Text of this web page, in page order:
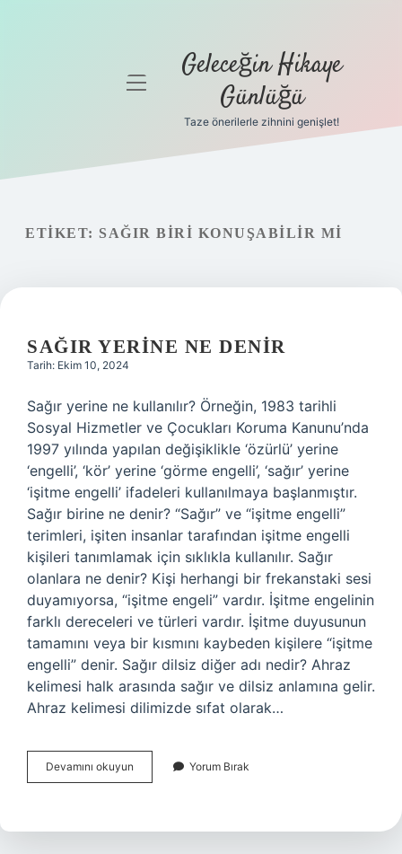
Gizlilik
Yasal Uyarı
Hakkımızda
menüyü Geleceğin Hikaye
Günlüğü
Taze önerilerle zihnini genişlet!
ETIKET: SAĞIR BIRI KONUŞABILIR MI
SAĞIR YERINE NE DENIR
Tarih: Ekim 10, 2024
Sağır yerine ne kullanılır? Örneğin, 1983 tarihli
Sosyal Hizmetler ve Çocukları Koruma Kanunu’nda
1997 yılında yapılan değişiklikle ‘özürlü’ yerine
‘engelli’, ‘kör’ yerine ‘görme engelli’, ‘sağır’ yerine
‘işitme engelli’ ifadeleri kullanılmaya başlanmıştır.
Sağır birine ne denir? “Sağır” ve “işitme engelli”
terimleri, işiten insanlar tarafından işitme engelli
kişileri tanımlamak için sıklıkla kullanılır. Sağır
olanlara ne denir? Kişi herhangi bir frekanstaki sesi
duyamıyorsa, “işitme engeli” vardır. İşitme engelinin
farklı dereceleri ve türleri vardır. İşitme duyusunun
tamamını veya bir kısmını kaybeden kişilere “işitme
engelli” denir. Sağır dilsiz diğer adı nedir? Ahraz
kelimesi halk arasında sağır ve dilsiz anlamına gelir.
Ahraz kelimesi dilimizde sıfat olarak…
Devamını okuyun
Yerine
Yorum Bırak